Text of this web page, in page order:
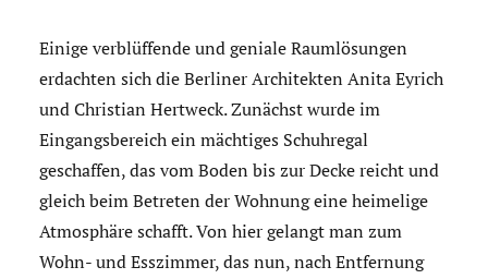
Einige verblüffende und geniale Raumlösungen
erdachten sich die Berliner Architekten Anita Eyrich
und Christian Hertweck. Zunächst wurde im
Eingangsbereich ein mächtiges Schuhregal
geschaffen, das vom Boden bis zur Decke reicht und
gleich beim Betreten der Wohnung eine heimelige
Atmosphäre schafft. Von hier gelangt man zum
Wohn- und Esszimmer, das nun, nach Entfernung